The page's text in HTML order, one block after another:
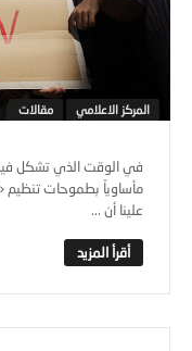
المركز الاعلامي مقالات
في الوقت الذي تشكل
مأساوياً بطموحات تنظيم
علينا أن ...